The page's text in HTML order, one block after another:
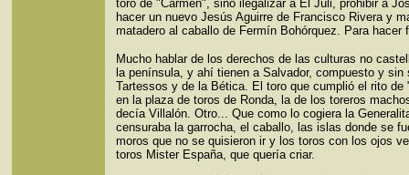
toro de "Carmen", sino ilegalizar a El Juli, prohibir a
hacer un nuevo Jesús Aguirre de Francisco Rivera y
matadero al caballo de Fermín Bohórquez. Para hacer
Mucho hablar de los derechos de las culturas no
la península, y ahí tienen a Salvador, compuesto y sin
Tartessos y de la Bética. El toro que cumplió el rito de
en la plaza de toros de Ronda, la de los toreros
decía Villalón. Otro... Que como lo cogiera la
censuraba la garrocha, el caballo, las islas donde se
moros que no se quisieron ir y los toros con los ojos
toros Mister España, que quería criar.